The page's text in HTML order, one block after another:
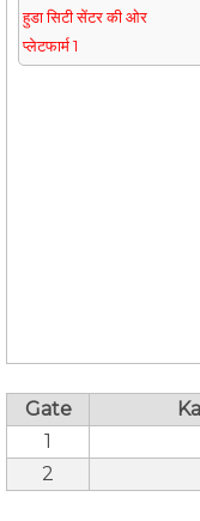
हुडा सिटी सेंटर की ओर
प्लेटफार्म 1
Gate
1
2